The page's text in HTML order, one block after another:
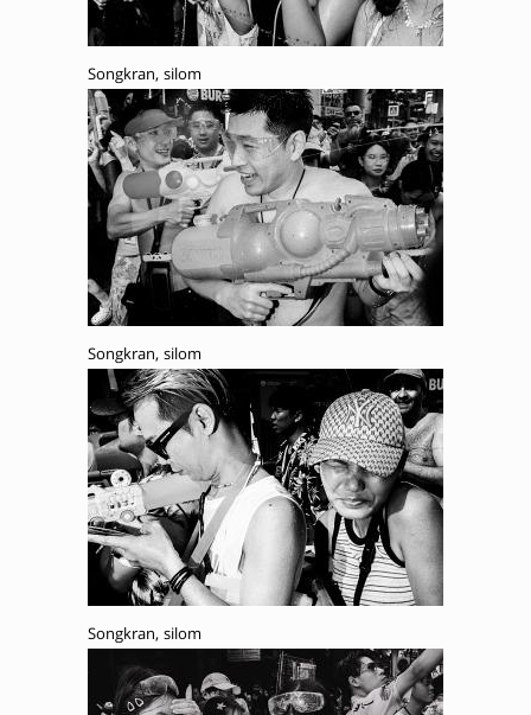
Songkran, silom
Songkran, silom
Songkran, silom